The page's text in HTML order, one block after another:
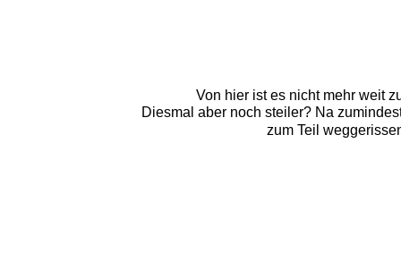
Von hier ist es nicht mehr weit
Diesmal aber noch steiler? Na
zum Teil